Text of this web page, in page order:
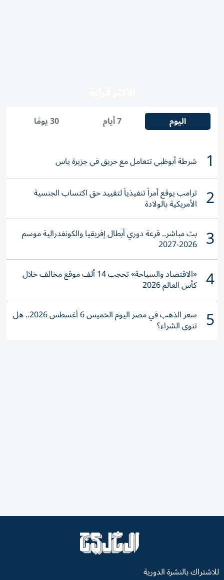
اليوم 7 أيام 30 يومًا
1 شرطة أبوظبي تتعامل مع حريق في جزيرة ياس
2 ترامب يوقع أمراً تنفيذياً لتقييد حق اكتساب الجنسية
الأمريكية بالولادة
3 بث مباشر.. قرعة دوري أبطال إفريقيا والكونفدرالية موسم
2026-2027
4 «الاقتصاد والسياحة» تحجب 14 ألف موقع مخالف خلال
كأس العالم 2026
5 سعر الذهب في مصر اليوم الخميس 6 أغسطس 2026.. هل
تنوي الشراء؟
للاشتراك بالنشرة الدورية